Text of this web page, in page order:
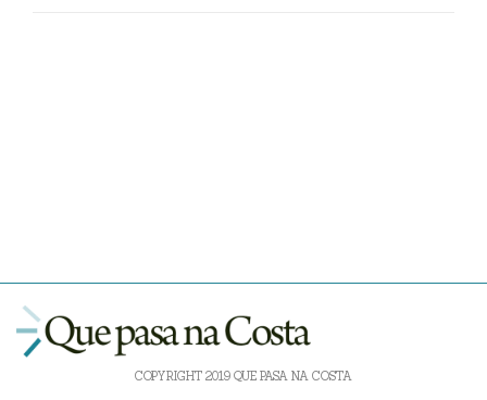
COPYRIGHT 2019 QUE PASA NA COSTA